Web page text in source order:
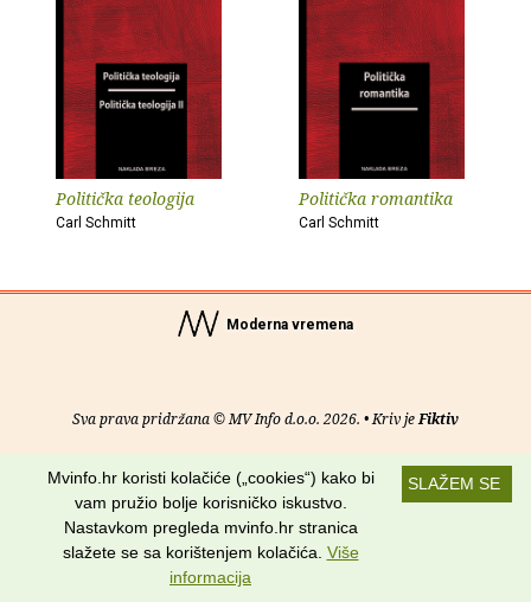
Politička teologija
Carl Schmitt
Politička romantika
Carl Schmitt
Moderna vremena
Sva prava pridržana © MV Info d.o.o. 2026. • Kriv jeFiktiv
RSS kanali
Potraži nas na:
SLAŽEM SE
Mvinfo.hr koristi kolačiće („cookies“) kako bi
vam pružio bolje korisničko iskustvo.
Nastavkom pregleda mvinfo.hr stranica
slažete se sa korištenjem kolačića. Više
informacija